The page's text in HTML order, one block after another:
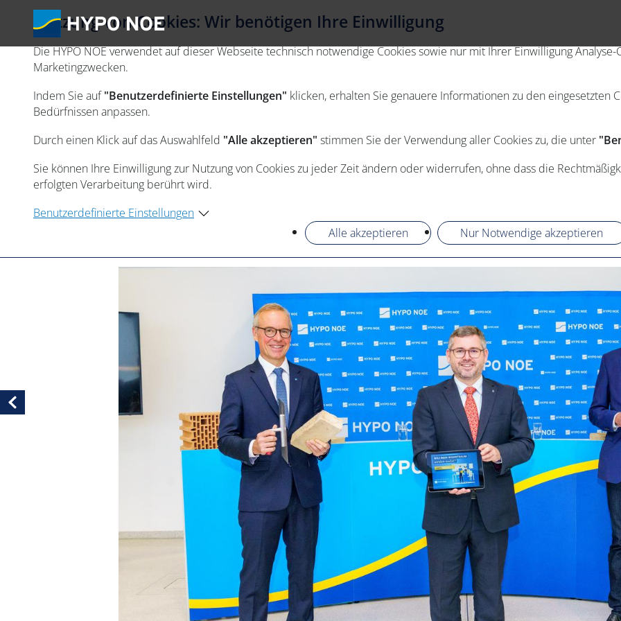
Nutzung von Cookies: Wir benötigen Ihre Einwilligung
Die HYPO NOE verwendet auf dieser Webseite technisch notwendige Cookies sowie nur mit Ihrer Einwilligung
Marketingzwecken.
Indem Sie auf"Benutzerdefinierte Einstellungen" klicken, erhalten Sie genauere Informationen zu den eingesetzten
Bedürfnissen anpassen.
Durch einen Klick auf das Auswahlfeld "Alle akzeptieren" stimmen Sie der Verwendung aller Cookies zu, die unter
Sie können Ihre Einwilligung zur Nutzung von Cookies zu jeder Zeit ändern oder widerrufen, ohne dass die
erfolgten Verarbeitung berührt wird.
Benutzerdefinierte Einstellungen
Alle akzeptieren
Nur Notwendige akzeptieren
Vorheriges Bild